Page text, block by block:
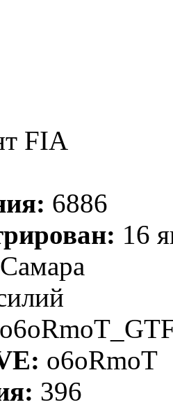
FIA
6886
16
Самара
o6oRmoT
396